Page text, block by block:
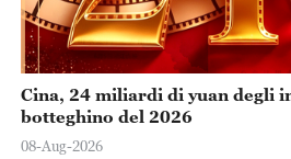
Cina, 24 miliardi di yuan degli
botteghino del 2026
08-Aug-2026